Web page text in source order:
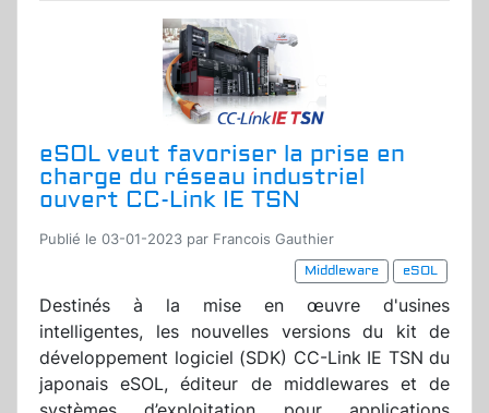
eSOL veut favoriser la prise en
charge du réseau industriel
ouvert CC-Link IE TSN
Publié le 03-01-2023 par Francois Gauthier
Middleware
eSOL
Destinés à la mise en œuvre d'usines
intelligentes, les nouvelles versions du kit de
développement logiciel (SDK) CC-Link IE TSN du
japonais eSOL, éditeur de middlewares et de